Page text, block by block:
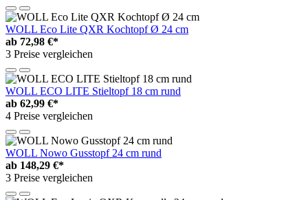
WOLL Eco Lite QXR Kochtopf Ø 24 cm
ab 72,98 €*
3 Preise vergleichen
WOLL ECO LITE Stieltopf 18 cm rund
ab 62,99 €*
4 Preise vergleichen
WOLL Nowo Gusstopf 24 cm rund
ab 148,29 €*
3 Preise vergleichen